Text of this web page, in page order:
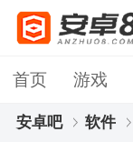
首页 游戏
安卓吧 软件